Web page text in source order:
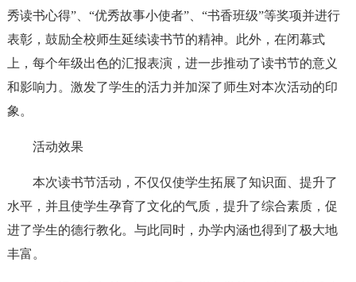
秀读书心得”、“优秀故事小使者”、“书香班级”等奖项并进行
表彰，鼓励全校师生延续读书节的精神。此外，在闭幕式
上，每个年级出色的汇报表演，进一步推动了读书节的意义
和影响力。激发了学生的活力并加深了师生对本次活动的印
象。
活动效果
本次读书节活动，不仅仅使学生拓展了知识面、提升了
水平，并且使学生孕育了文化的气质，提升了综合素质，促
进了学生的德行教化。与此同时，办学内涵也得到了极大地
丰富。